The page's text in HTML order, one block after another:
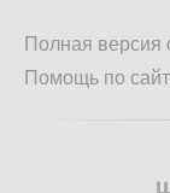
Полная версия
Помощь по